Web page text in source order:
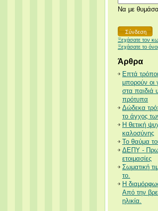
Να με
Ξεχάσατε τον
Ξεχάσατε το
Άρθρα
Επτά
μπορούν οι
στα παιδιά
πρότυπα
Δώδεκα
το άγχος
Η θετική
καλοσύνης
Το θαύμα
ΔΕΠΥ -
ετοιμασίες
Σωματική
το.
Η
Από την
ηλικία.